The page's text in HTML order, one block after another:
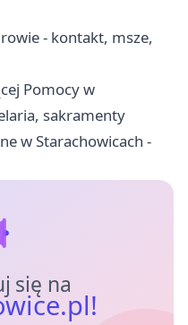
- kontakt, msze,
Pomocy w
sakramenty
w Starachowicach -
się na